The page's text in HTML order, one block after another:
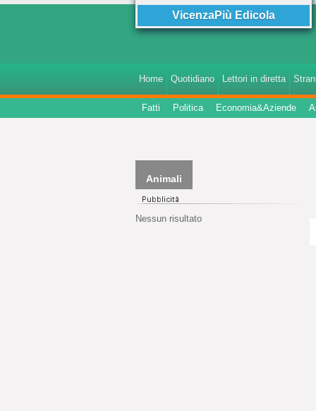
VicenzaPiù Edicola
Home Quotidiano Lettori in diretta
Fatti Politica Economia&Aziende
Animali
Nessun risultato